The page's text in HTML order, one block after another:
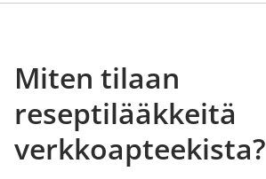
Miten tilaan
reseptilääkkeitä
verkkoapteekista?